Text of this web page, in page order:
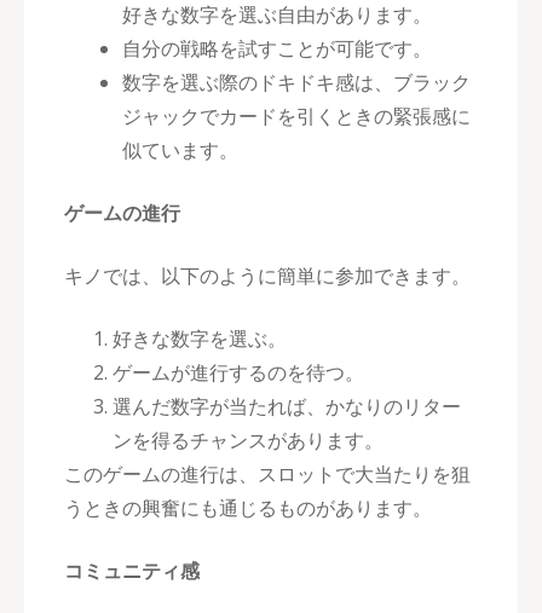
好きな数字を選ぶ自由があります。
自分の戦略を試すことが可能です。
数字を選ぶ際のドキドキ感は、ブラック
ジャックでカードを引くときの緊張感に
似ています。
ゲームの進行
キノでは、以下のように簡単に参加できます。
好きな数字を選ぶ。
ゲームが進行するのを待つ。
選んだ数字が当たれば、かなりのリター
ンを得るチャンスがあります。
このゲームの進行は、スロットで大当たりを狙
うときの興奮にも通じるものがあります。
コミュニティ感